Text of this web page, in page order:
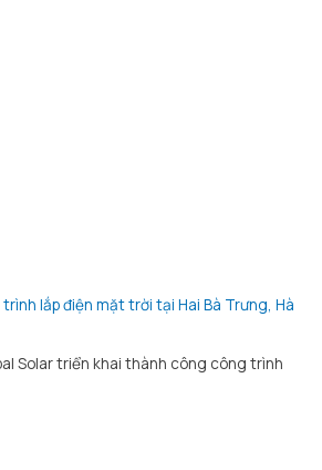
trình lắp điện mặt trời tại Hai Bà Trưng, Hà
Solar triển khai thành công công trình